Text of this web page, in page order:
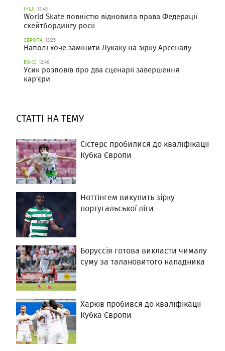
ІНШІ 13:45
World Skate повністю відновила права Федерації
скейтбордингу росії
ЄВРОПА 13:25
Наполі хоче замінити Лукаку на зірку Арсеналу
БОКС 12:48
Усик розповів про два сценарії завершення
кар'єри
СТАТТІ НА ТЕМУ
Сістерс пробилися до кваліфікації
Кубка Європи
Ноттінгем викупить зірку
португальської ліги
Боруссія готова викласти чималу
суму за талановитого нападника
Харків пробився до кваліфікації
Кубка Європи